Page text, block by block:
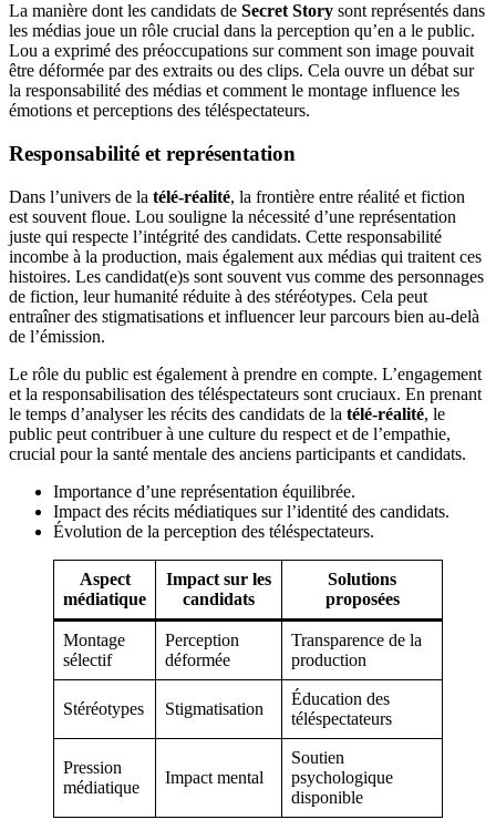
La manière dont les candidats de Secret Story sont représentés dans
les médias joue un rôle crucial dans la perception qu’en a le public.
Lou a exprimé des préoccupations sur comment son image pouvait
être déformée par des extraits ou des clips. Cela ouvre un débat sur
la responsabilité des médias et comment le montage influence les
émotions et perceptions des téléspectateurs.
Responsabilité et représentation
Dans l’univers de la télé-réalité, la frontière entre réalité et fiction
est souvent floue. Lou souligne la nécessité d’une représentation
juste qui respecte l’intégrité des candidats. Cette responsabilité
incombe à la production, mais également aux médias qui traitent ces
histoires. Les candidat(e)s sont souvent vus comme des personnages
de fiction, leur humanité réduite à des stéréotypes. Cela peut
entraîner des stigmatisations et influencer leur parcours bien au-delà
de l’émission.
Le rôle du public est également à prendre en compte. L’engagement
et la responsabilisation des téléspectateurs sont cruciaux. En prenant
le temps d’analyser les récits des candidats de la télé-réalité, le
public peut contribuer à une culture du respect et de l’empathie,
crucial pour la santé mentale des anciens participants et candidats.
Importance d’une représentation équilibrée.
Impact des récits médiatiques sur l’identité des candidats.
Évolution de la perception des téléspectateurs.
Aspect
médiatique
Impact sur les
candidats
Solutions
proposées
Montage
sélectif
Perception
déformée
Transparence de la
production
Stéréotypes Stigmatisation
Éducation des
téléspectateurs
Pression
médiatique
Impact mental
Soutien
psychologique
disponible